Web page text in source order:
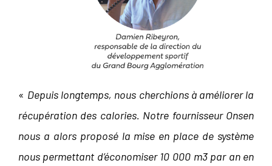
« Depuis longtemps, nous cherchions à améliorer la
récupération des calories. Notre fournisseur Onsen
nous a alors proposé la mise en place de système
nous permettant d’économiser 10 000 m3 par an en